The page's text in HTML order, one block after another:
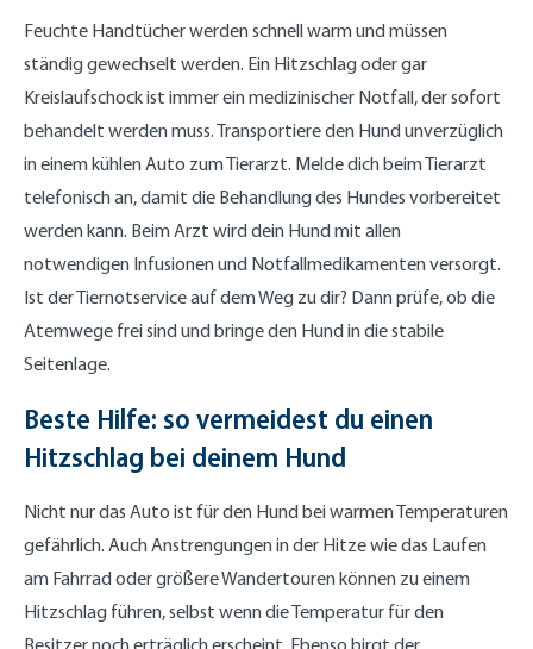
Feuchte Handtücher werden schnell warm und müssen
ständig gewechselt werden. Ein Hitzschlag oder gar
Kreislaufschock ist immer ein medizinischer Notfall, der sofort
behandelt werden muss. Transportiere den Hund unverzüglich
in einem kühlen Auto zum Tierarzt. Melde dich beim Tierarzt
telefonisch an, damit die Behandlung des Hundes vorbereitet
werden kann. Beim Arzt wird dein Hund mit allen
notwendigen Infusionen und Notfallmedikamenten versorgt.
Ist der Tiernotservice auf dem Weg zu dir? Dann prüfe, ob die
Atemwege frei sind und bringe den Hund in die stabile
Seitenlage.
Beste Hilfe: so vermeidest du einen
Hitzschlag bei deinem Hund
Nicht nur das Auto ist für den Hund bei warmen Temperaturen
gefährlich. Auch Anstrengungen in der Hitze wie das Laufen
am Fahrrad oder größere Wandertouren können zu einem
Hitzschlag führen, selbst wenn die Temperatur für den
Besitzer noch erträglich erscheint. Ebenso birgt der